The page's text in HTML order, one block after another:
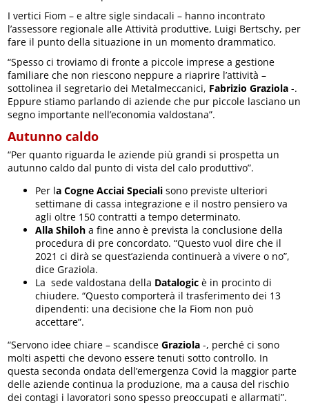
I vertici Fiom – e altre sigle sindacali – hanno incontrato
l’assessore regionale alle Attività produttive, Luigi Bertschy, per
fare il punto della situazione in un momento drammatico.
“Spesso ci troviamo di fronte a piccole imprese a gestione
familiare che non riescono neppure a riaprire l’attività –
sottolinea il segretario dei Metalmeccanici, Fabrizio Graziola -.
Eppure stiamo parlando di aziende che pur piccole lasciano un
segno importante nell’economia valdostana”.
Autunno caldo
“Per quanto riguarda le aziende più grandi si prospetta un
autunno caldo dal punto di vista del calo produttivo”.
Per la Cogne Acciai Specialisono previste ulteriori
settimane di cassa integrazione e il nostro pensiero va
agli oltre 150 contratti a tempo determinato.
Alla Shiloha fine anno è prevista la conclusione della
procedura di pre concordato. “Questo vuol dire che il
2021 ci dirà se quest’azienda continuerà a vivere o no”,
dice Graziola.
La sede valdostana della Datalogic è in procinto di
chiudere. “Questo comporterà il trasferimento dei 13
dipendenti: una decisione che la Fiom non può
accettare”.
“Servono idee chiare – scandisce Graziola-, perché ci sono
molti aspetti che devono essere tenuti sotto controllo. In
questa seconda ondata dell’emergenza Covid la maggior parte
delle aziende continua la produzione, ma a causa del rischio
dei contagi i lavoratori sono spesso preoccupati e allarmati”.